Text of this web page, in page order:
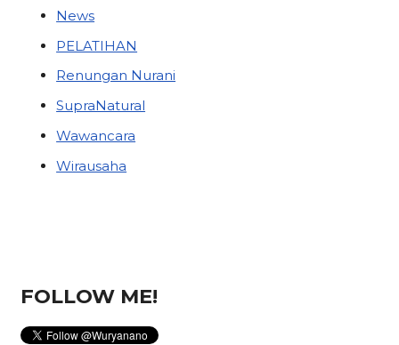
News
PELATIHAN
Renungan Nurani
SupraNatural
Wawancara
Wirausaha
FOLLOW ME!